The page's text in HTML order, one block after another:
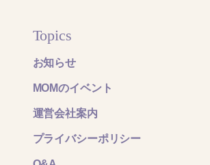
Topics
お知らせ
MOMのイベント
運営会社案内
プライバシーポリシー